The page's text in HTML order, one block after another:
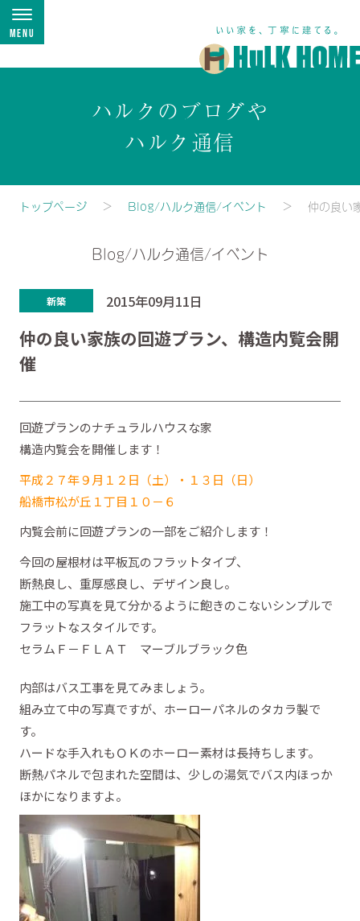
Menu
ハルクのブログや
ハルク通信
トップページ Blog/ハルク通信/イベント 仲の良い
Blog/ハルク通信/イベント
新築 2015年09月11日
仲の良い家族の回遊プラン、構造内覧会開
催
回遊プランのナチュラルハウスな家
構造内覧会を開催します！
平成２７年９月１２日（土）・１３日（日）
船橋市松が丘１丁目１０－６
内覧会前に回遊プランの一部をご紹介します！
今回の屋根材は平板瓦のフラットタイプ、
断熱良し、重厚感良し、デザイン良し。
施工中の写真を見て分かるように飽きのこないシンプルで
フラットなスタイルです。
セラムＦ－ＦＬＡＴ マーブルブラック色
内部はバス工事を見てみましょう。
組み立て中の写真ですが、ホーローパネルのタカラ製で
す。
ハードな手入れもＯＫのホーロー素材は長持ちします。
断熱パネルで包まれた空間は、少しの湯気でバス内ほっか
ほかになりますよ。